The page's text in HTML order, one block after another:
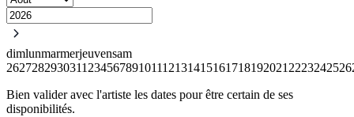
dimlunmarmerjeuvensam
2627282930311234567891011121314151617181920212223242526
Bien valider avec l'artiste les dates pour être certain de ses
disponibilités.